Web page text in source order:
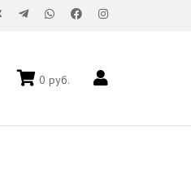
0 руб.